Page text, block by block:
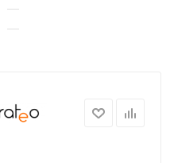
—
—